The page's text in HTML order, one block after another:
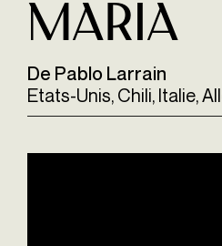
Maria
De Pablo Larrain
Etats-Unis, Chili, Italie,